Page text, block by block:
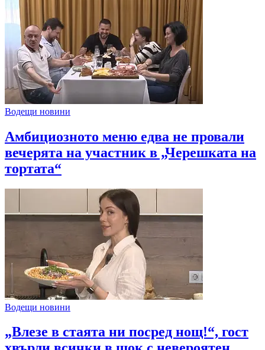
Водещи новини
Амбициозното меню едва не провали
вечерята на участник в „Черешката на
тортата“
Водещи новини
„Влезе в стаята ни посред нощ!“, гост